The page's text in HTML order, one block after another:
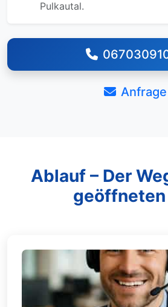
Pulkautal.
Anfrage
Ablauf – Der